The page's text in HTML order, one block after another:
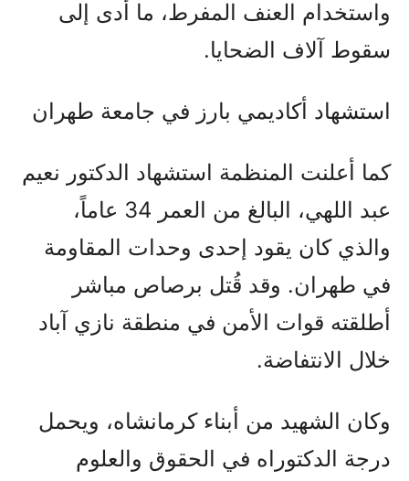
واستخدام العنف المفرط، ما أدى إلى
سقوط آلاف الضحايا.
استشهاد أكاديمي بارز في جامعة طهران
كما أعلنت المنظمة استشهاد الدكتور نعيم
عبد اللهي، البالغ من العمر 34 عاماً،
والذي كان يقود إحدى وحدات المقاومة
في طهران. وقد قُتل برصاص مباشر
أطلقته قوات الأمن في منطقة نازي آباد
خلال الانتفاضة.
وكان الشهيد من أبناء كرمانشاه، ويحمل
درجة الدكتوراه في الحقوق والعلوم